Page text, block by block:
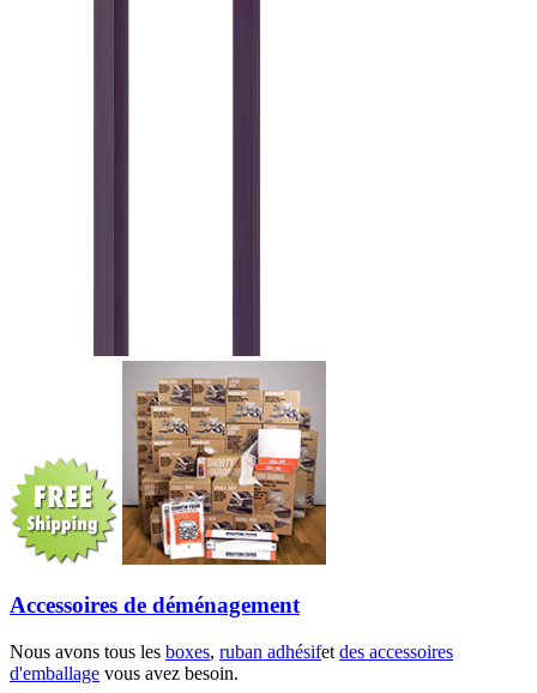
Accessoires de déménagement
Nous avons tous les boxes, ruban adhésifet des accessoires
d'emballage vous avez besoin.